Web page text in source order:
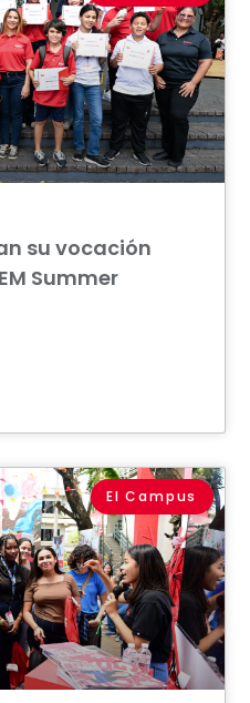
su vocación
Summer
El Campus